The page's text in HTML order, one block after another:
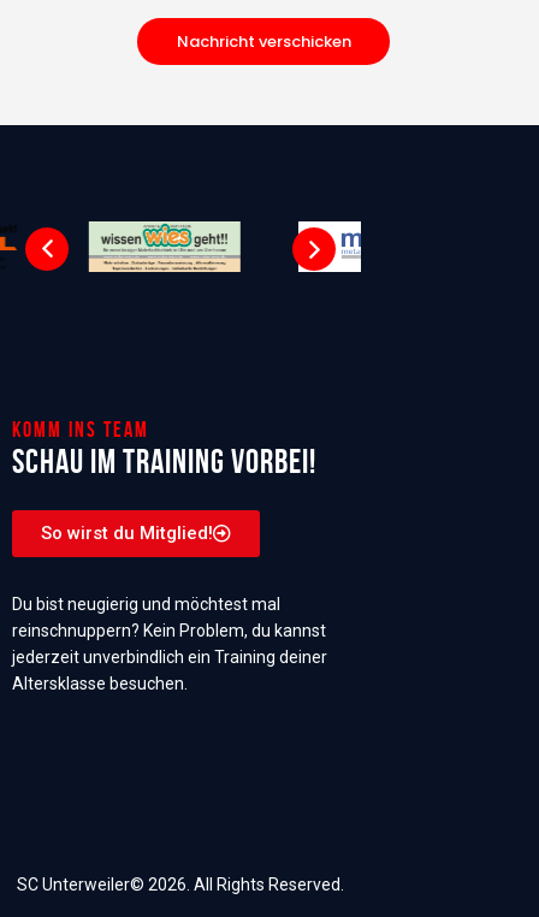
Komm ins Team
Schau im Training vorbei!
So wirst du Mitglied!
Du bist neugierig und möchtest mal
reinschnuppern? Kein Problem, du kannst
jederzeit unverbindlich ein Training deiner
Altersklasse besuchen.
SC Unterweiler© 2026. All Rights Reserved.